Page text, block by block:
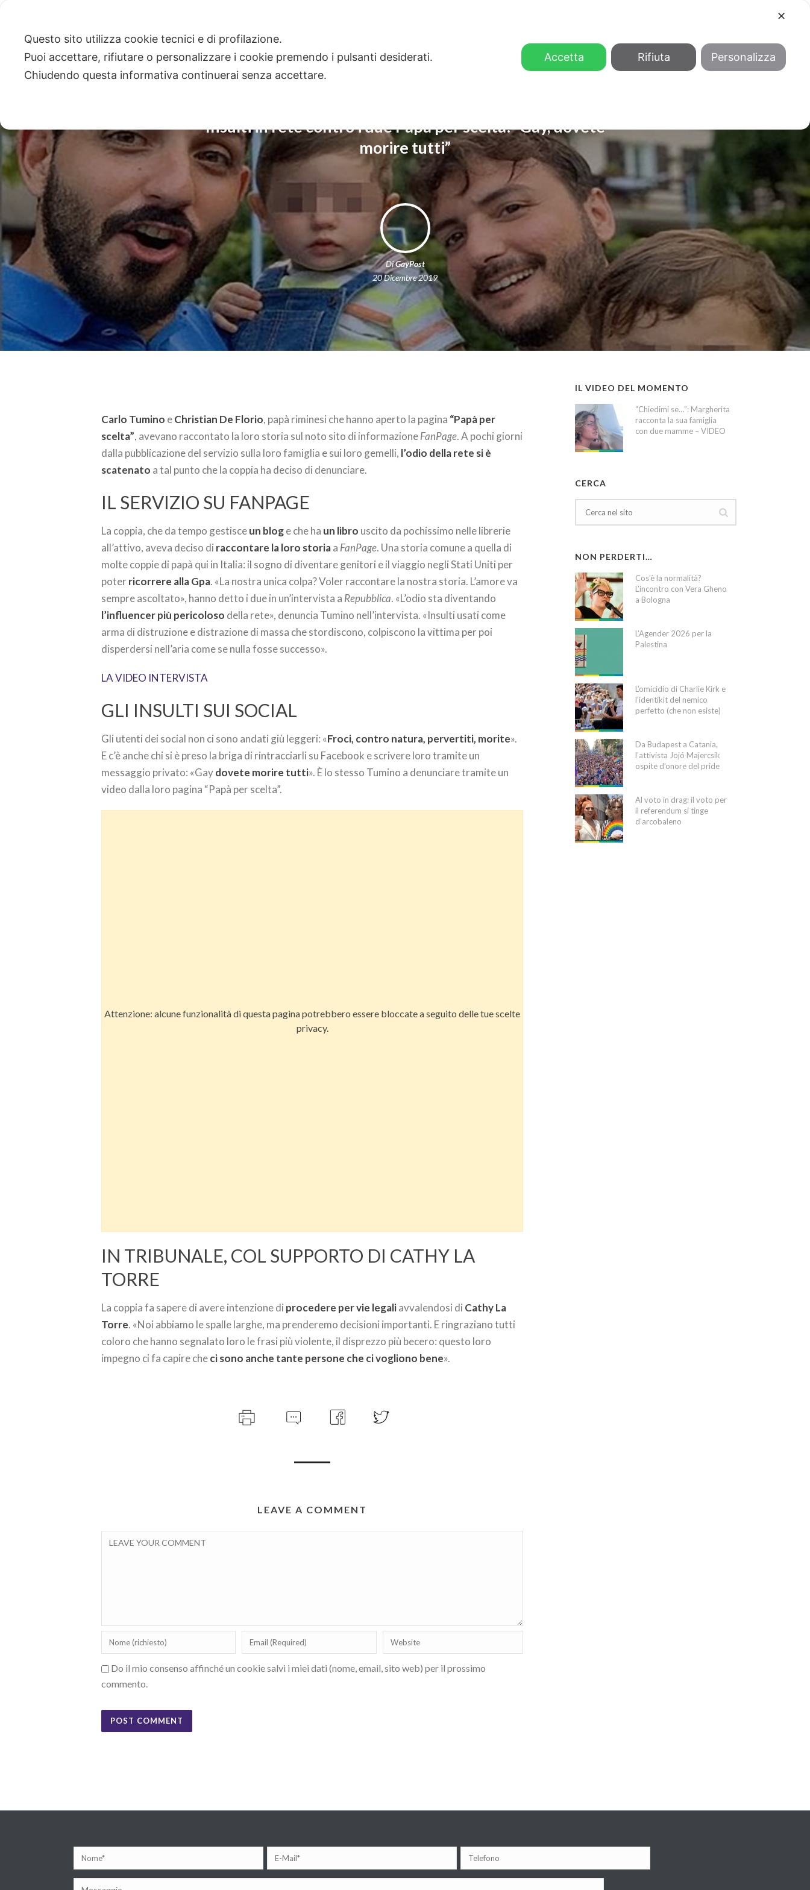
Insulti in rete contro i due Papà per scelta: “Gay, dovete
morire tutti”
DiGayPost
20 Dicembre 2019
Carlo Tumino eChristian De Florio, papà riminesi che hanno aperto la pagina “Papà per
scelta”, avevano raccontato la loro storia sul noto sito di informazioneFanPage. A pochi giorni
dalla pubblicazione del servizio sulla loro famiglia e sui loro gemelli, l’odio della rete si è
scatenato a tal punto che la coppia ha deciso di denunciare.
IL SERVIZIO SU FANPAGE
La coppia, che da tempo gestisceun bloge che ha un libro uscito da pochissimo nelle librerie
all’attivo, aveva deciso di raccontare la loro storiaa FanPage. Una storia comune a quella di
molte coppie di papà qui in Italia: il sogno di diventare genitori e il viaggio negli Stati Uniti per
poterricorrere alla Gpa. «La nostra unica colpa? Voler raccontare la nostra storia. L’amore va
sempre ascoltato», hanno detto i due in un’intervista a Repubblica. «L’odio sta diventando
l’influencer più pericoloso della rete», denuncia Tumino nell’intervista. «Insulti usati come
arma di distruzione e distrazione di massa che stordiscono, colpiscono la vittima per poi
disperdersi nell’aria come se nulla fosse successo».
LA VIDEO INTERVISTA
GLI INSULTI SUI SOCIAL
Gli utenti dei social non ci sono andati giù leggeri: «Froci, contro natura, pervertiti, morite».
E c’è anche chi si è preso la briga di rintracciarli su Facebook e scrivere loro tramite un
messaggio privato: «Gaydovete morire tutti». È lo stesso Tumino a denunciare tramite un
video dalla loro pagina “Papà per scelta”.
Attenzione: alcune funzionalità di questa pagina potrebbero essere bloccate a seguito delle tue scelte
privacy.
IN TRIBUNALE, COL SUPPORTO DI CATHY LA
TORRE
La coppia fa sapere di avere intenzione di procedere per vie legaliavvalendosi di Cathy La
Torre. «Noi abbiamo le spalle larghe, ma prenderemo decisioni importanti. E ringraziano tutti
coloro che hanno segnalato loro le frasi più violente, il disprezzo più becero: questo loro
impegno ci fa capire checi sono anche tante persone che ci vogliono bene».
LEAVE A COMMENT
Do il mio consenso affinché un cookie salvi i miei dati (nome, email, sito web) per il prossimo
commento.
IL VIDEO DEL MOMENTO
“Chiedimi se…”: Margherita
racconta la sua famiglia
con due mamme – VIDEO
CERCA
NON PERDERTI…
Cos’è la normalità?
L’incontro con Vera Gheno
a Bologna
L’Agender 2026 per la
Palestina
L’omicidio di Charlie Kirk e
l’identikit del nemico
perfetto (che non esiste)
Da Budapest a Catania,
l’attivista Jojó Majercsik
ospite d’onore del pride
Al voto in drag: il voto per
il referendum si tinge
d’arcobaleno
✕
Questo sito utilizza cookie tecnici e di profilazione.
Puoi accettare, rifiutare o personalizzare i cookie premendo i pulsanti desiderati.
Chiudendo questa informativa continuerai senza accettare.
Accetta Rifiuta Personalizza